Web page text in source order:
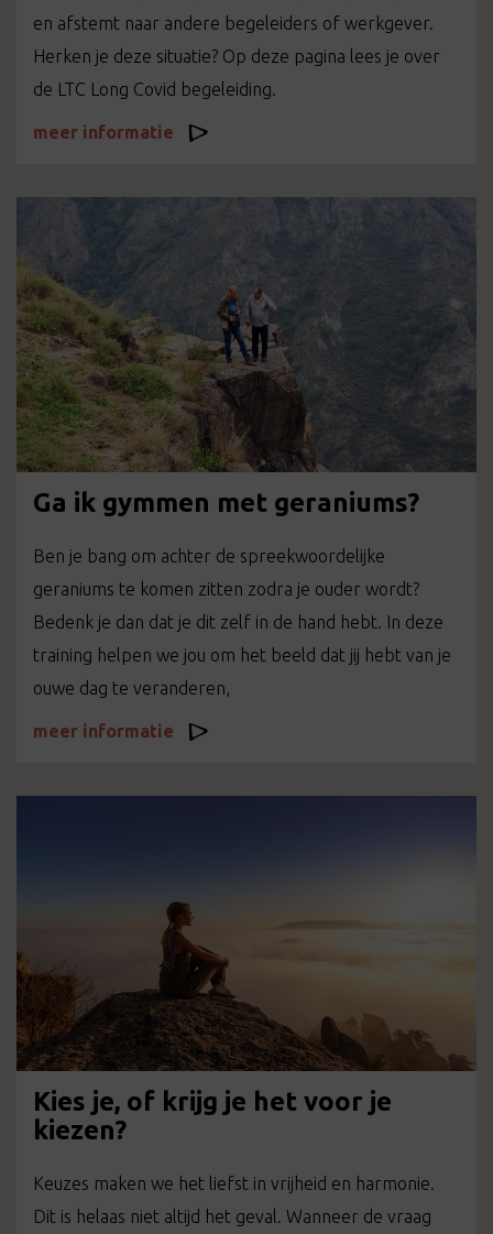
en afstemt naar andere begeleiders of werkgever.
Herken je deze situatie? Op deze pagina lees je over
de LTC Long Covid begeleiding.
meer informatie
Ga ik gymmen met geraniums?
Ben je bang om achter de spreekwoordelijke
geraniums te komen zitten zodra je ouder wordt?
Bedenk je dan dat je dit zelf in de hand hebt. In deze
training helpen we jou om het beeld dat jij hebt van je
ouwe dag te veranderen,
meer informatie
Kies je, of krijg je het voor je
kiezen?
Keuzes maken we het liefst in vrijheid en harmonie.
Dit is helaas niet altijd het geval. Wanneer de vraag